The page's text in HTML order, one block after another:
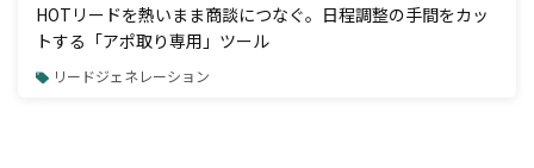
HOTリードを熱いまま商談につなぐ。日程調整の手間をカッ
トする「アポ取り専用」ツール
リードジェネレーション